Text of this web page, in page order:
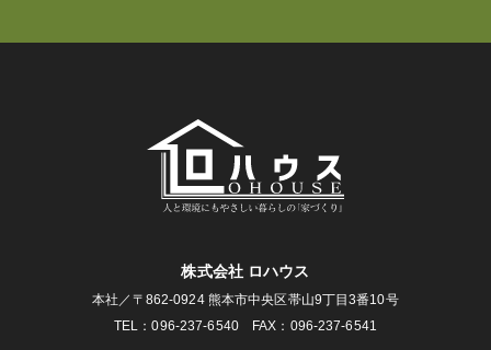
株式会社 ロハウス
本社／〒862-0924 熊本市中央区帯山9丁目3番10号
TEL：096-237-6540 FAX：096-237-6541